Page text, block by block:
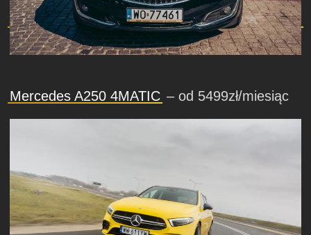
Mercedes A250 4MATIC – od 5499zł/miesiąc